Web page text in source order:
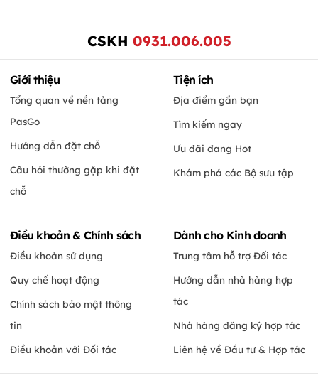
CSKH 0931.006.005
Giới thiệu
Tổng quan về nền tảng
PasGo
Hướng dẫn đặt chỗ
Câu hỏi thường gặp khi đặt
chỗ
Tiện ích
Địa điểm gần bạn
Tìm kiếm ngay
Ưu đãi đang Hot
Khám phá các Bộ sưu tập
Điều khoản & Chính sách
Điều khoản sử dụng
Quy chế hoạt động
Chính sách bảo mật thông
tin
Điều khoản với Đối tác
Dành cho Kinh doanh
Trung tâm hỗ trợ Đối tác
Hướng dẫn nhà hàng hợp
tác
Nhà hàng đăng ký hợp tác
Liên hệ về Đầu tư & Hợp tác